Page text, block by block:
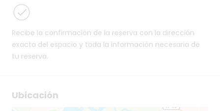
Recibe la confirmación de la reserva con la dirección
exacta del espacio y toda la información necesaria de
tu reserva.
Ubicación